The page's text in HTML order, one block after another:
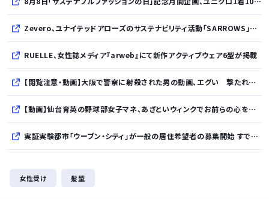
Zevero、ユナイテッドアローズのサステナビリティ活動「SARROWS」を支援。Scope 3排出量算定の効率化・精緻化を開始
RUELLE、女性誌メディア『arweb』にて新作アクティブウェア6型が掲載
【閲覧注意・動画】大阪で警察に射殺された男の動画、エグい 撃たれてから叫びながら苦しみもがいて死ぬ
【動画】仙台育英の野球部女子マネ、あざといウィンクでお前らの心を鷲掴みｗｗｗｗｗ
実証実験都市「ウーブン・シティ」が一般の居住希望者の募集開始 すでにトヨタ関係者が居住
女性受け 髪型